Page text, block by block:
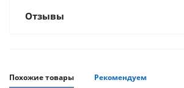
Отзывы
Похожие товары Рекомендуем